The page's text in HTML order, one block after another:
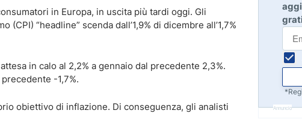
in Europa, in uscita più tardi oggi. Gli
“headline” scenda dall’1,9% di dicembre all’1,7%
in calo al 2,2% a gennaio dal precedente 2,3%.
-1,7%.
obiettivo di inflazione. Di conseguenza, gli analisti
Annuncio